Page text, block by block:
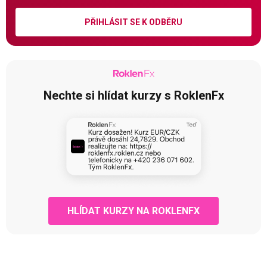
PŘIHLÁSIT SE K ODBĚRU
Nechte si hlídat kurzy s RoklenFx
HLÍDAT KURZY NA ROKLENFX